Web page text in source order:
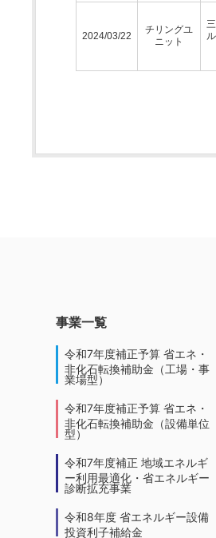
2024/03/22
チリングユ
ニット
事業一覧
令和7年度補正予算 省エネ・
非化石転換補助金（工場・事
業場型）
令和7年度補正予算 省エネ・
非化石転換補助金（設備単位
型）
令和7年度補正 地域エネルギ
ー利用最適化・省エネルギー
診断拡充事業
令和8年度 省エネルギー設備
投資利子補給金